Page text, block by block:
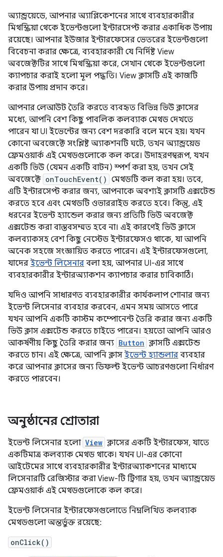
অ্যান্ড্রয়েডে, আপনার অ্যাপ্লিকেশনের সাথে ব্যবহারকারীর
মিথস্ক্রিয়া থেকে ইভেন্টগুলো ইন্টারসেপ্ট করার একাধিক উপায়
রয়েছে। আপনার ইউজার ইন্টারফেসের ভেতরের ইভেন্টগুলো
বিবেচনা করার ক্ষেত্রে, ব্যবহারকারী যে নির্দিষ্ট View
অবজেক্টটির সাথে মিথস্ক্রিয়া করে, সেখান থেকে ইভেন্টগুলো
ক্যাপচার করাই হলো মূল পদ্ধতি। View ক্লাসটি এই কাজটি
করার উপায় প্রদান করে।
আপনার লেআউট তৈরি করতে ব্যবহৃত বিভিন্ন ভিউ ক্লাসের
মধ্যে, আপনি বেশ কিছু পাবলিক কলব্যাক মেথড দেখতে
পারেন যা UI ইভেন্টের জন্য বেশ দরকারি বলে মনে হয়। যখন
কোনো অবজেক্টে সংশ্লিষ্ট অ্যাকশনটি ঘটে, তখন অ্যান্ড্রয়েড
ফ্রেমওয়ার্ক এই মেথডগুলোকে কল করে। উদাহরণস্বরূপ, যখন
একটি ভিউ (যেমন একটি বাটন) স্পর্শ করা হয়, তখন সেই
অবজেক্টে onTouchEvent() মেথডটি কল করা হয়। তবে,
এটি ইন্টারসেপ্ট করার জন্য, আপনাকে অবশ্যই ক্লাসটি এক্সটেন্ড
করতে হবে এবং মেথডটি ওভাররাইড করতে হবে। কিন্তু, এই
ধরনের ইভেন্ট হ্যান্ডেল করার জন্য প্রতিটি ভিউ অবজেক্ট
এক্সটেন্ড করা বাস্তবসম্মত হবে না। এই কারণেই ভিউ ক্লাসে
কলব্যাকসহ বেশ কিছু নেস্টেড ইন্টারফেসও থাকে, যা আপনি
অনেক সহজে সংজ্ঞায়িত করতে পারেন। এই ইন্টারফেসগুলো,
যাদের ইভেন্ট লিসেনার বলা হয়, আপনার UI-এর সাথে
ব্যবহারকারীর ইন্টারঅ্যাকশন ক্যাপচার করার চাবিকাঠি।
যদিও আপনি সাধারণত ব্যবহারকারীর কার্যকলাপ শোনার জন্য
ইভেন্ট লিসেনার ব্যবহার করবেন, এমন সময় আসতে পারে
যখন আপনি একটি কাস্টম কম্পোনেন্ট তৈরি করার জন্য একটি
ভিউ ক্লাস এক্সটেন্ড করতে চাইতে পারেন। হয়তো আপনি আরও
আকর্ষণীয় কিছু তৈরি করার জন্য Button ক্লাসটি এক্সটেন্ড
করতে চান। এই ক্ষেত্রে, আপনি ক্লাস ইভেন্ট হ্যান্ডলার ব্যবহার
করে আপনার ক্লাসের জন্য ডিফল্ট ইভেন্ট আচরণগুলো নির্ধারণ
করতে পারবেন।
অনুষ্ঠানের শ্রোতারা
ইভেন্ট লিসেনার হলো View ক্লাসের একটি ইন্টারফেস, যাতে
একটিমাত্র কলব্যাক মেথড থাকে। যখন UI-এর কোনো
আইটেমের সাথে ব্যবহারকারীর ইন্টারঅ্যাকশনের মাধ্যমে
লিসেনারটি রেজিস্টার করা View-টি ট্রিগার হয়, তখন অ্যান্ড্রয়েড
ফ্রেমওয়ার্ক এই মেথডগুলোকে কল করে।
ইভেন্ট লিসেনার ইন্টারফেসগুলোতে নিম্নলিখিত কলব্যাক
মেথডগুলো অন্তর্ভুক্ত রয়েছে:
onClick()